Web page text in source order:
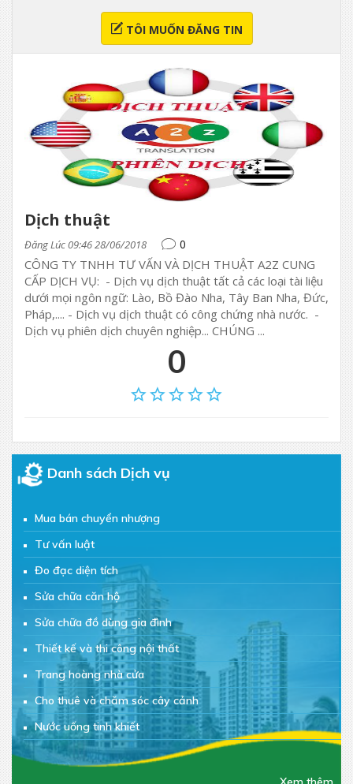
TÔI MUỐN ĐĂNG TIN
Dịch thuật
Đăng Lúc 09:46 28/06/2018 0
CÔNG TY TNHH TƯ VẤN VÀ DỊCH THUẬT A2Z CUNG
CẤP DỊCH VỤ: - Dịch vụ dịch thuật tất cả các loại tài liệu
dưới mọi ngôn ngữ: Lào, Bồ Đào Nha, Tây Ban Nha, Đức,
Pháp,.... - Dịch vụ dịch thuật có công chứng nhà nước. -
Dịch vụ phiên dịch chuyên nghiệp... CHÚNG ...
0
Danh sách Dịch vụ
Mua bán chuyển nhượng
Tư vấn luật
Đo đạc diện tích
Sửa chữa căn hộ
Sửa chữa đồ dùng gia đình
Thiết kế và thi công nội thất
Trang hoàng nhà cửa
Cho thuê và chăm sóc cây cảnh
Nước uống tinh khiết
Đồ ăn vặt